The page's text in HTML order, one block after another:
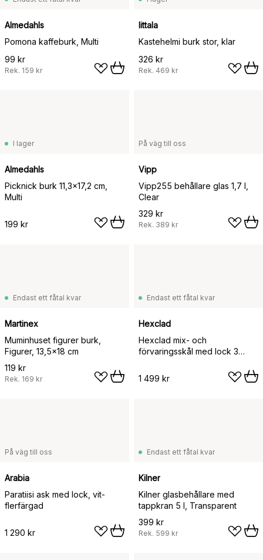
Almedahls
Pomona kaffeburk, Multi
99 kr
Rek. 159 kr
Iittala
Kastehelmi burk stor, klar
326 kr
Rek. 469 kr
I lager
Almedahls
Picknick burk 11,3x17,2 cm,
Multi
199 kr
På väg till oss
Vipp
Vipp255 behållare glas 1,7 l,
Clear
329 kr
Rek. 389 kr
Endast ett fåtal kvar
Martinex
Muminhuset figurer burk,
Figurer, 13,5x18 cm
119 kr
Rek. 169 kr
Endast ett fåtal kvar
Hexclad
Hexclad mix- och
förvaringsskål med lock 3
1 499 kr
På väg till oss
Arabia
Paratiisi ask med lock, vit-
flerfärgad
1 290 kr
Endast ett fåtal kvar
Kilner
Kilner glasbehållare med
tappkran 5 l, Transparent
399 kr
Rek. 599 kr